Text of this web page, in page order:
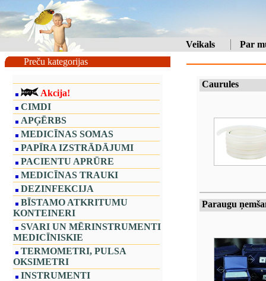
Veikals
Par
Preču kategorijas
Akcija!
CIMDI
APĢĒRBS
MEDICĪNAS SOMAS
PAPĪRA IZSTRĀDĀJUMI
PACIENTU APRŪRE
MEDICĪNAS TRAUKI
DEZINFEKCIJA
BĪSTAMO ATKRITUMU
KONTEINERI
SVARI UN MĒRINSTRUMENTI
MEDICĪNISKIE
TERMOMETRI, PULSA
OKSIMETRI
INSTRUMENTI
Caurules
Paraugu